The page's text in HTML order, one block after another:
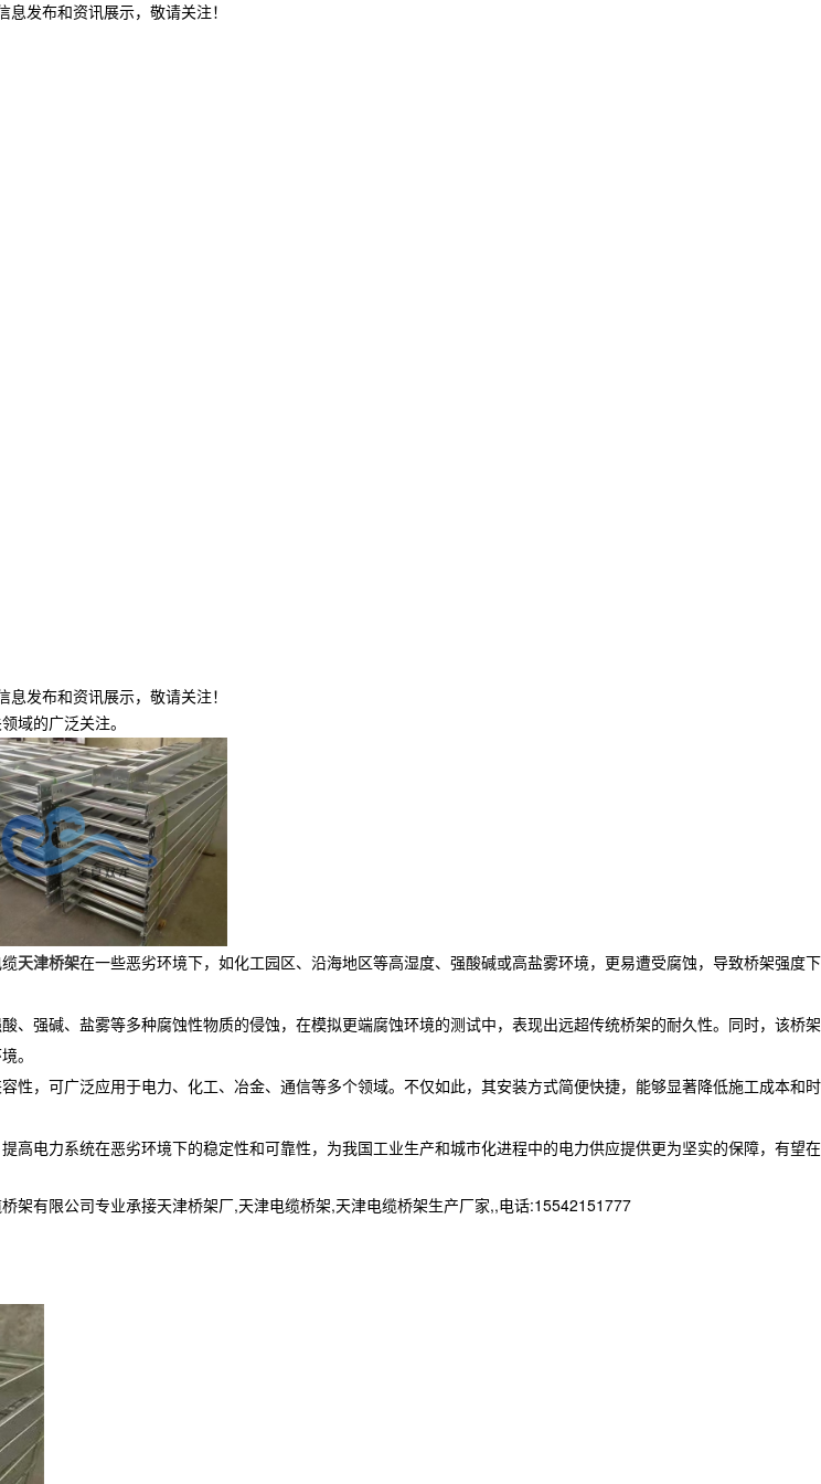
发布和资讯展示，敬请关注！
发布和资讯展示，敬请关注！
域的广泛关注。
天津桥架在一些恶劣环境下，如化工园区、沿海地区等高湿度、强酸碱或高盐雾环境，更易遭受腐蚀，导致桥架强度下
强碱、盐雾等多种腐蚀性物质的侵蚀，在模拟更端腐蚀环境的测试中，表现出远超传统桥架的耐久性。同时，该桥架
。
，可广泛应用于电力、化工、冶金、通信等多个领域。不仅如此，其安装方式简便快捷，能够显著降低施工成本和时
电力系统在恶劣环境下的稳定性和可靠性，为我国工业生产和城市化进程中的电力供应提供更为坚实的保障，有望在
架有限公司专业承接天津桥架厂,天津电缆桥架,天津电缆桥架生产厂家,,电话:15542151777